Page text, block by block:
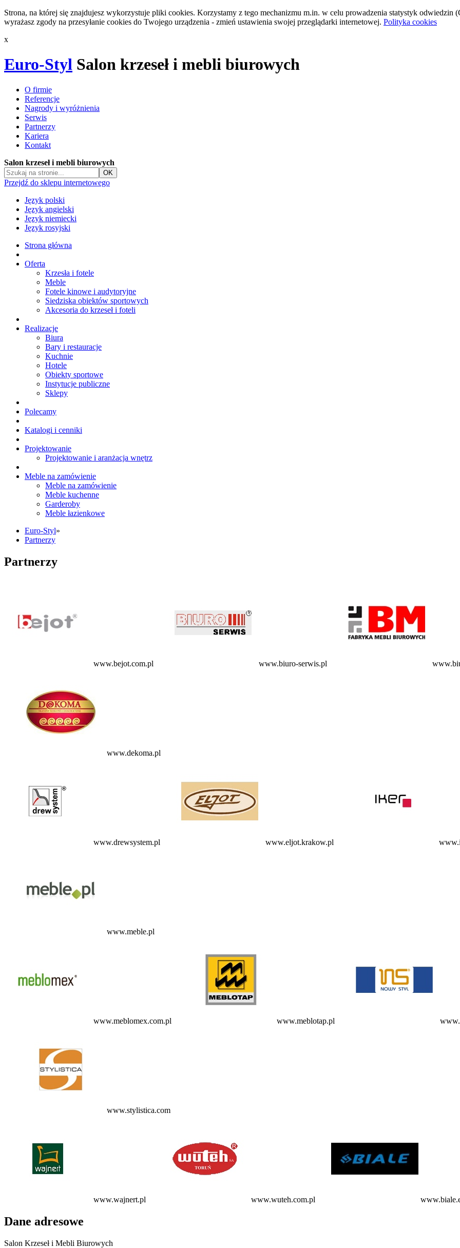
Strona, na której się znajdujesz wykorzystuje pliki cookies. Korzystamy z tego mechanizmu m.in. w celu prowadzenia statystyk odwiedzin
wyrażasz zgody na przesyłanie cookies do Twojego urządzenia - zmień ustawienia swojej przeglądarki internetowej. Polityka cookies
x
Euro-Styl Salon krzeseł i mebli biurowych
O firmie
Referencje
Nagrody i wyróżnienia
Serwis
Partnerzy
Kariera
Kontakt
Salon krzeseł i mebli biurowych
Przejdź do sklepu internetowego
Język polski
Język angielski
Język niemiecki
Język rosyjski
Strona główna
Oferta
Krzesła i fotele
Meble
Fotele kinowe i audytoryjne
Siedziska obiektów sportowych
Akcesoria do krzeseł i foteli
Realizacje
Biura
Bary i restauracje
Kuchnie
Hotele
Obiekty sportowe
Instytucje publiczne
Sklepy
Polecamy
Katalogi i cenniki
Projektowanie
Projektowanie i aranżacja wnętrz
Meble na zamówienie
Meble na zamówienie
Meble kuchenne
Garderoby
Meble łazienkowe
Euro-Styl»
Partnerzy
Partnerzy
www.bejot.com.pl www.biuro-serwis.pl
www.dekoma.pl
www.drewsystem.pl www.eljot.krakow.pl
www.meble.pl
www.meblomex.com.pl www.meblotap.pl
www.stylistica.com
www.wajnert.pl www.wuteh.com.pl
Dane adresowe
Salon Krzeseł i Mebli Biurowych